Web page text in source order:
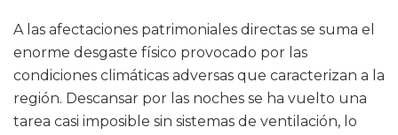
A las afectaciones patrimoniales directas se suma el
enorme desgaste físico provocado por las
condiciones climáticas adversas que caracterizan a la
región. Descansar por las noches se ha vuelto una
tarea casi imposible sin sistemas de ventilación, lo